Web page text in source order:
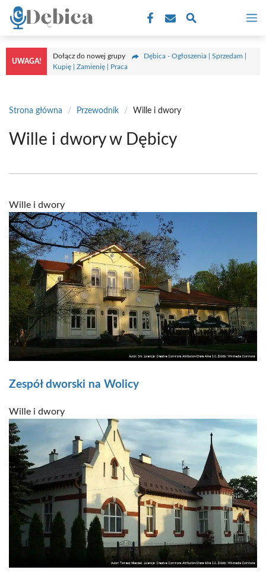
Przejdź
treści
UWAGA!
Dołącz do nowej grupy
Dębica - Ogłoszenia | Sprzedam |
Kupię | Zamienię | Praca
Strona główna / Przewodnik / Wille i dwory
Wille i dwory w Dębicy
Wille i dwory
Zespół dworski na Wolicy
Wille i dwory